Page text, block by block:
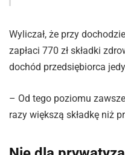
Wyliczał, że przy
zapłaci 770 zł składki
dochód przedsiębiorca
– Od tego poziomu
razy większą składkę niż